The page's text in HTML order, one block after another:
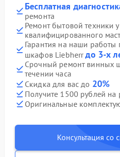
Бесплатная
ремонта
Ремонт бытовой техники
квалифицированного
Гарантия на наши
шкафов Liebherrдо 3-х
Срочный ремонт винных
течении часа
Скидка для вас до 20%
Получите 1500 рублей на
Оригинальные
Консультация со